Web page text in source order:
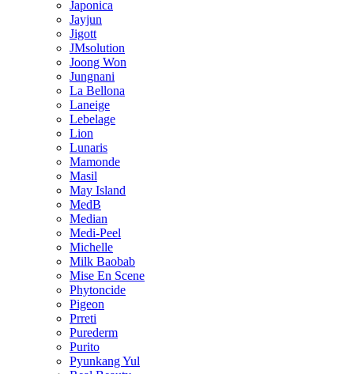
Japonica
Jayjun
Jigott
JMsolution
Joong Won
Jungnani
La Bellona
Laneige
Lebelage
Lion
Lunaris
Mamonde
Masil
May Island
MedB
Median
Medi-Peel
Michelle
Milk Baobab
Mise En Scene
Phytoncide
Pigeon
Prreti
Purederm
Purito
Pyunkang Yul